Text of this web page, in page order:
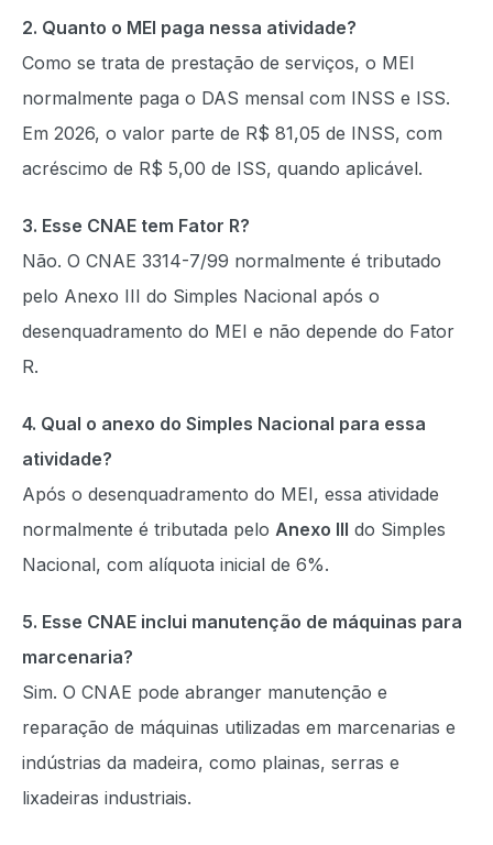
2. Quanto o MEI paga nessa atividade?
Como se trata de prestação de serviços, o MEI
normalmente paga o DAS mensal com INSS e ISS.
Em 2026, o valor parte de R$ 81,05 de INSS, com
acréscimo de R$ 5,00 de ISS, quando aplicável.
3. Esse CNAE tem Fator R?
Não. O CNAE 3314-7/99 normalmente é tributado
pelo Anexo III do Simples Nacional após o
desenquadramento do MEI e não depende do Fator
R.
4. Qual o anexo do Simples Nacional para essa
atividade?
Após o desenquadramento do MEI, essa atividade
normalmente é tributada pelo Anexo III do Simples
Nacional, com alíquota inicial de 6%.
5. Esse CNAE inclui manutenção de máquinas para
marcenaria?
Sim. O CNAE pode abranger manutenção e
reparação de máquinas utilizadas em marcenarias e
indústrias da madeira, como plainas, serras e
lixadeiras industriais.